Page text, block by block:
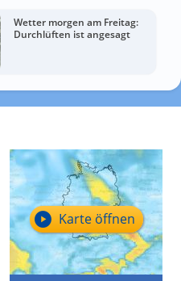
Wetter morgen am Freitag:
Durchlüften ist angesagt
Karte öffnen